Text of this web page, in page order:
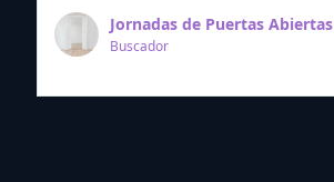
Jornadas de Puertas Abiertas
Buscador